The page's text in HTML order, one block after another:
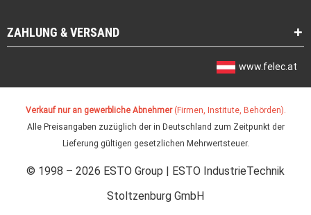
ZAHLUNG & VERSAND
www.felec.at
Verkauf nur an gewerbliche Abnehmer(Firmen, Institute, Behörden).
Alle Preisangaben zuzüglich der in Deutschland zum Zeitpunkt der
Lieferung gültigen gesetzlichen Mehrwertsteuer.
© 1998 – 2026 ESTO Group | ESTO IndustrieTechnik
Stoltzenburg GmbH